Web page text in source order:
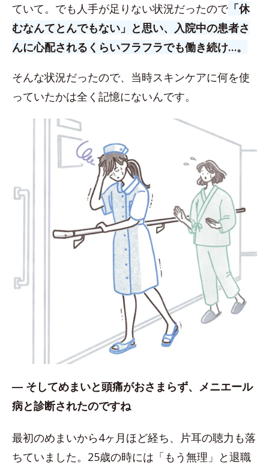
ていて。でも人手が足りない状況だったので 「休
むなんてとんでもない」と思い、入院中の患者さ
んに心配されるくらいフラフラでも働き続け…。
そんな状況だったので、当時スキンケアに何を使
っていたかは全く記憶にないんです。
― そしてめまいと頭痛がおさまらず、メニエール
病と診断されたのですね
最初のめまいから4ヶ月ほど経ち、片耳の聴力も落
ちていました。25歳の時には「もう無理」と退職